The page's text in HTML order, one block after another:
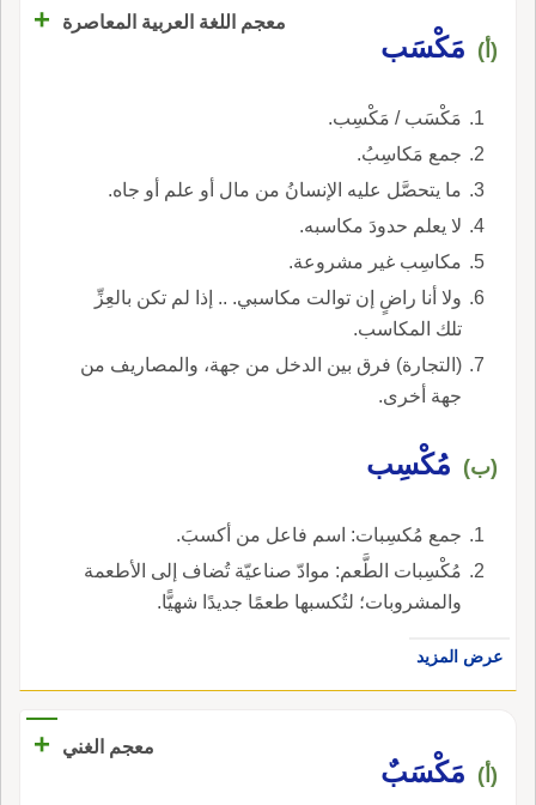
معجم اللغة العربية المعاصرة +
(أ) مَكْسَب
مَكْسَب / مَكْسِب.
جمع مَكاسِبُ.
ما يتحصَّل عليه الإنسانُ من مال أو علم أو جاه.
لا يعلم حدودَ مكاسبه.
مكاسِب غير مشروعة.
ولا أنا راضٍ إن توالت مكاسبي. .. إذا لم تكن بالعِزِّ
تلك المكاسب.
(التجارة) فرق بين الدخل من جهة، والمصاريف من
جهة أخرى.
(ب) مُكْسِب
جمع مُكسِبات: اسم فاعل من أكسبَ.
مُكْسِبات الطَّعم: موادّ صناعيّة تُضاف إلى الأطعمة
والمشروبات؛ لتُكسبها طعمًا جديدًا شهيًّا.
عرض المزيد
معجم الغني +
(أ) مَكْسَبٌ